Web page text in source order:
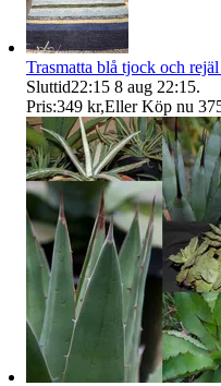
Trasmatta blå tjock och
Sluttid22:15 8 aug 22:15.
Pris:349 kr,Eller Köp nu